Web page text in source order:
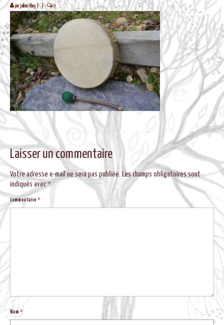
TAMBOURS MEDECINE
CADRES EN BOIS MASSIF POUR TAMBOURS
FORMATIONS
MUSIQUE DE BIEN-ETRE
AGENDA
CONTACT
par juilien fihey| | 0
Laisser un commentaire
Votre adresse e-mail ne sera pas publiée. Les champs obligatoires sont
indiqués avec *
Commentaire *
Nom *